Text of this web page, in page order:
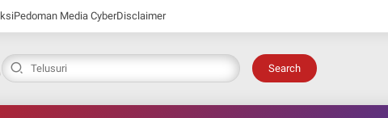
Pedoman Media CyberDisclaimer
Search